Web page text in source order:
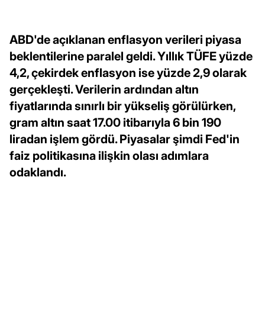
ABD'de açıklanan enflasyon verileri piyasa
beklentilerine paralel geldi. Yıllık TÜFE yüzde
4,2, çekirdek enflasyon ise yüzde 2,9 olarak
gerçekleşti. Verilerin ardından altın
fiyatlarında sınırlı bir yükseliş görülürken,
gram altın saat 17.00 itibarıyla 6 bin 190
liradan işlem gördü. Piyasalar şimdi Fed'in
faiz politikasına ilişkin olası adımlara
odaklandı.